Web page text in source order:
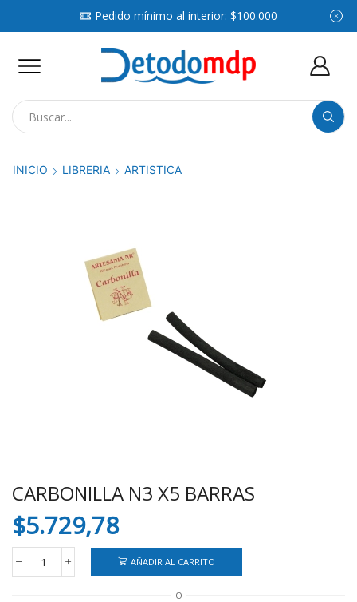
Pedido mínimo al interior: $100.000
INICIO LIBRERIA ARTISTICA
CARBONILLA N3 X5 BARRAS
$5.729,78
CARBONILLA
N3
AÑADIR AL CARRITO
O